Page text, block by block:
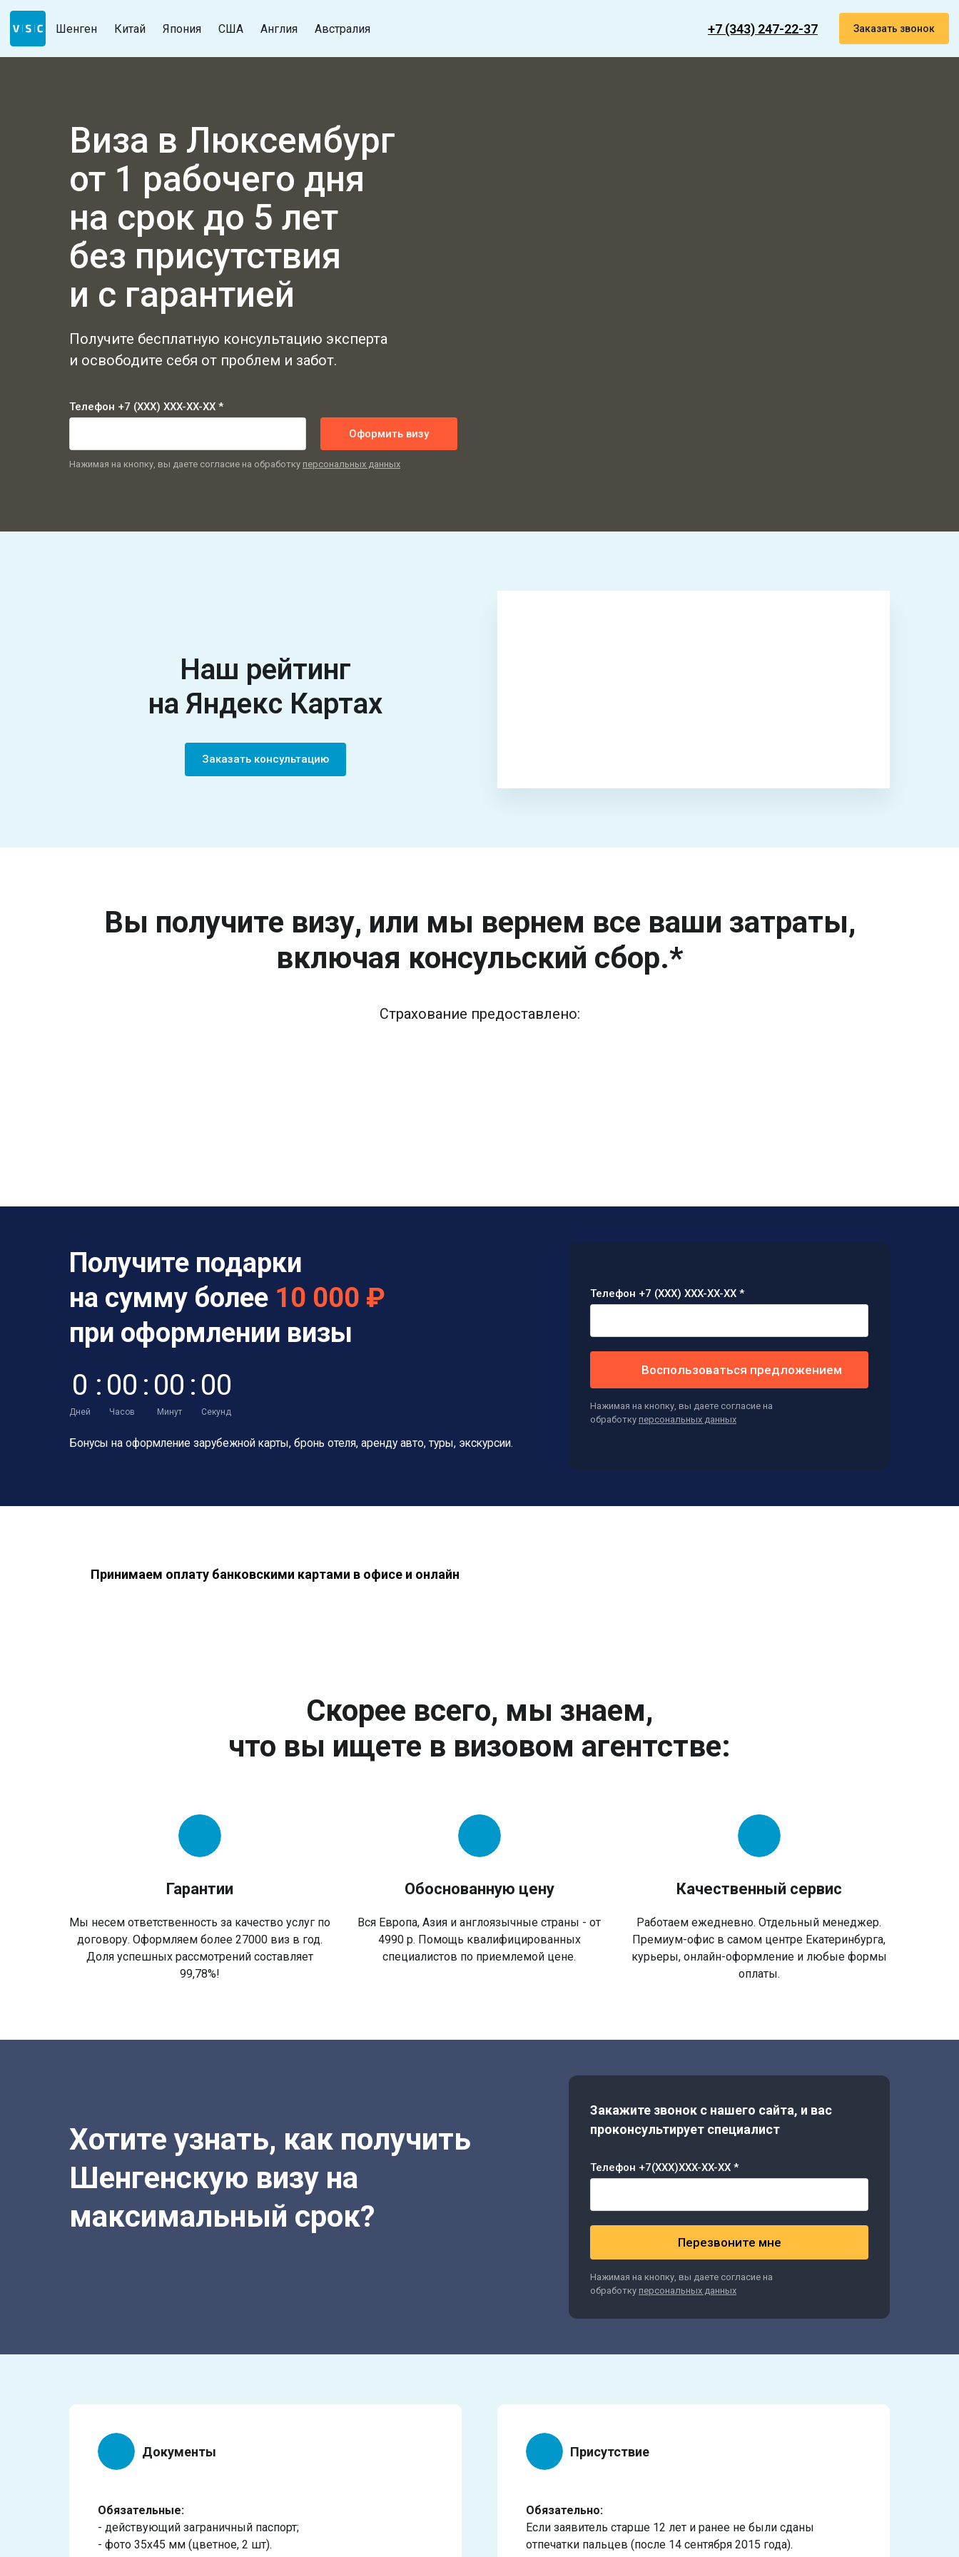
Шенген Китай Япония США Англия Австралия +7 (343) 247-22-37 Заказать звонок
Виза в Люксембург
от 1 рабочего дня
на срок до 5 лет
без присутствия
и с гарантией
Получите бесплатную консультацию эксперта
и освободите себя от проблем и забот.
Телефон +7 (XXX) XXX-XX-XX *
Оформить визу
Нажимая на кнопку, вы даете согласие на обработку персональных данных
Наш рейтинг
на Яндекс Картах
Заказать консультацию
Вы получите визу, или мы вернем все ваши затраты,
включая консульский сбор.*
Страхование предоставлено:
Получите подарки
на сумму более 10 000 ₽
при оформлении визы
0
Дней
: 00
Часов
: 00
Минут
: 00
Секунд
Бонусы на оформление зарубежной карты, бронь отеля, аренду авто, туры, экскурсии.
Телефон +7 (XXX) XXX-XX-XX *
Воспользоваться предложением
Нажимая на кнопку, вы даете согласие на
обработку персональных данных
Принимаем оплату банковскими картами в офисе и онлайн
Скорее всего, мы знаем,
что вы ищете в визовом агентстве:
Гарантии
Мы несем ответственность за качество услуг по
договору. Оформляем более 27000 виз в год.
Доля успешных рассмотрений составляет
99,78%!
Обоснованную цену
Вся Европа, Азия и англоязычные страны - от
4990 р. Помощь квалифицированных
специалистов по приемлемой цене.
Качественный сервис
Работаем ежедневно. Отдельный менеджер.
Премиум-офис в самом центре Екатеринбурга,
курьеры, онлайн-оформление и любые формы
оплаты.
Хотите узнать, как получить
Шенгенскую визу на
максимальный срок?
Закажите звонок с нашего сайта, и вас
проконсультирует специалист
Телефон +7(XXX)XXX-XX-XX *
Перезвоните мне
Нажимая на кнопку, вы даете согласие на
обработку персональных данных
Документы
Обязательные:
- действующий заграничный паспорт;
- фото 35х45 мм (цветное, 2 шт).
Присутствие
Обязательно:
Если заявитель старше 12 лет и ранее не были сданы
отпечатки пальцев (после 14 сентября 2015 года).